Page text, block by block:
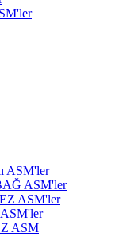
ASM'ler
ASM'ler
ASM'ler
ASM